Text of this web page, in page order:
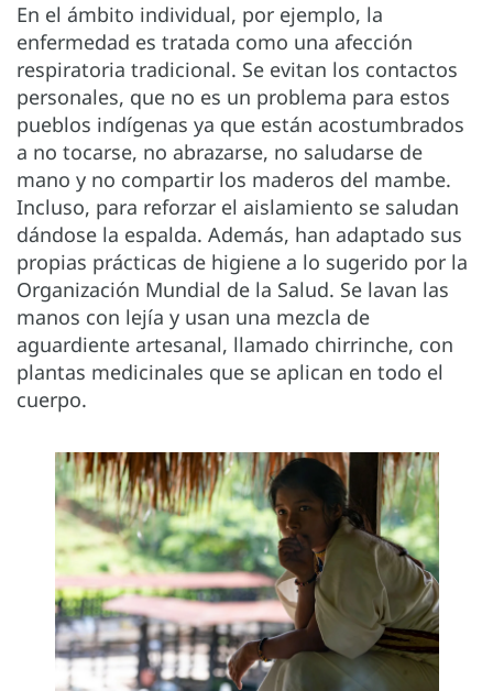
En el ámbito individual, por ejemplo, la
enfermedad es tratada como una afección
respiratoria tradicional. Se evitan los contactos
personales, que no es un problema para estos
pueblos indígenas ya que están acostumbrados
a no tocarse, no abrazarse, no saludarse de
mano y no compartir los maderos del mambe.
Incluso, para reforzar el aislamiento se saludan
dándose la espalda. Además, han adaptado sus
propias prácticas de higiene a lo sugerido por la
Organización Mundial de la Salud. Se lavan las
manos con lejía y usan una mezcla de
aguardiente artesanal, llamado chirrinche, con
plantas medicinales que se aplican en todo el
cuerpo.